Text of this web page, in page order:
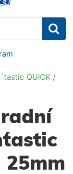
QUICK /
25mm